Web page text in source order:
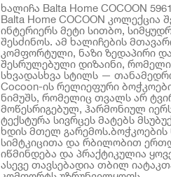
ხალიჩა Balta Home COCOON
Balta Home COCOON კოლექცია
ინტერიერს მეტი სითბო,
შესძინოს. ამ ხალიჩების
კომფორტული, ნაზი ზედაპირი
შესრულებული დიზაინი,
სხვადასხვა სტილს —
Cocoon-ის რელიეფური
ნიმუშს, რომელიც თვალს არ
მოწესრიგებულ, ჰარმონიულ
ტექსტურა სივრცეს მატებს
ხდის მთელ გარემოს.ბოჭკოების
სიმტკიცითა და რბილობით
იწმინდება და პრაქტიკულია
ასევე თავსებადია თბილ